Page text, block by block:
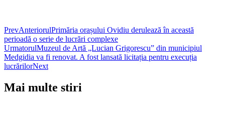
PrevAnteriorulPrimăria orașului Ovidiu derulează în această
perioadă o serie de lucrări complexe
UrmatorulMuzeul de Artă „Lucian Grigorescu” din municipiul
Medgidia va fi renovat. A fost lansată licitația pentru execuția
lucrărilorNext
Mai multe stiri